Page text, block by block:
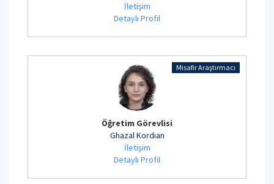
İletişim
Detaylı Profil
Misafir Araştırmacı
Öğretim Görevlisi
Ghazal Kordıan
İletişim
Detaylı Profil